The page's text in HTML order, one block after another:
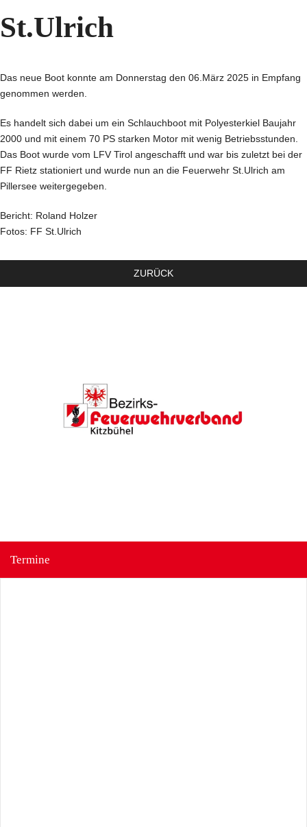
St.Ulrich
Das neue Boot konnte am Donnerstag den 06.März 2025 in Empfang
genommen werden.
Es handelt sich dabei um ein Schlauchboot mit Polyesterkiel Baujahr
2000 und mit einem 70 PS starken Motor mit wenig Betriebsstunden.
Das Boot wurde vom LFV Tirol angeschafft und war bis zuletzt bei der
FF Rietz stationiert und wurde nun an die Feuerwehr St.Ulrich am
Pillersee weitergegeben.
Bericht: Roland Holzer
Fotos: FF St.Ulrich
ZURÜCK
Termine